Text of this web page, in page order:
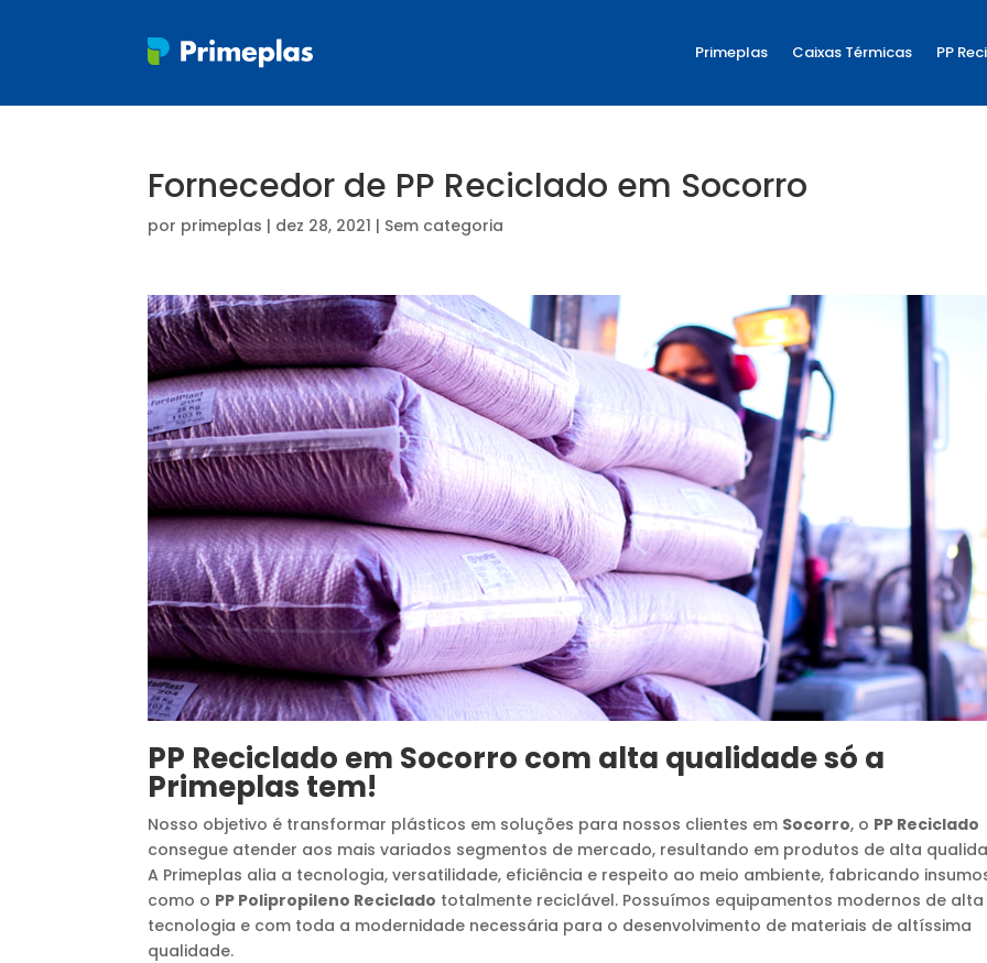
Primeplas Caixas Térmicas PP
Fornecedor de PP Reciclado em Socorro
por primeplas | dez 28, 2021 | Sem categoria
PP Reciclado em Socorro com alta qualidade só a
Primeplas tem!
Nosso objetivo é transformar plásticos em soluções para nossos clientes em Socorro, o PP Reciclado
consegue atender aos mais variados segmentos de mercado, resultando em produtos de alta
A Primeplas alia a tecnologia, versatilidade, eficiência e respeito ao meio ambiente, fabricando
como o PP Polipropileno Reciclado totalmente reciclável. Possuímos equipamentos modernos de alta
tecnologia e com toda a modernidade necessária para o desenvolvimento de materiais de altíssima
qualidade.